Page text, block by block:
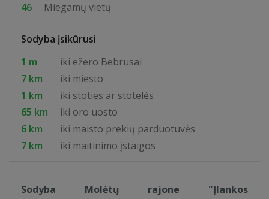
46 Miegamų vietų
Sodyba įsikūrusi
1 m
iki ežero Bebrusai
7 km
iki miesto
1 km
iki stoties ar stotelės
65 km
iki oro uosto
6 km
iki maisto prekių parduotuvės
7 km
iki maitinimo įstaigos
Sodyba Molėtų rajone "Įlankos